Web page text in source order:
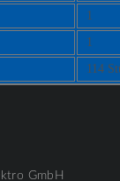
1
1
114
GmbH